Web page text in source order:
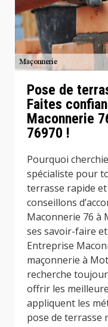
Pose de
Faites
Maconnerie
76970 !
Pourquoi
spécialiste pour
terrasse rapide
conseillons
Maconnerie 76 à
ses savoir-faire
Entreprise
maçonnerie à
recherche
offrir les
appliquent les
pose de terrasse